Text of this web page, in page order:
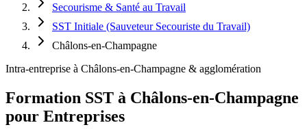
Secourisme & Santé au Travail
SST Initiale (Sauveteur Secouriste du Travail)
Châlons-en-Champagne
Intra-entreprise à Châlons-en-Champagne & agglomération
Formation SST à Châlons-en-Champagne
pour Entreprises